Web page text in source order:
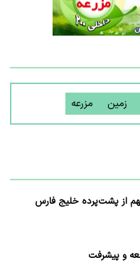
زمین مزرعه
از پشت‌پرده خلیج فارس
و پیشرفت